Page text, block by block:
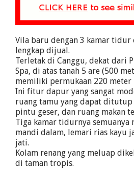
Vila baru dengan 3 kamar tidur
lengkap dijual.
Terletak di Canggu, dekat dari
Spa, di atas tanah 5 are (500
memiliki permukaan 220 meter
Ini fitur dapur yang sangat
ruang tamu yang dapat ditutup
pintu geser, dan ruang makan
Tiga kamar tidurnya semuanya
mandi dalam, lemari rias kayu
jati.
Kolam renang yang meluap
di taman tropis.